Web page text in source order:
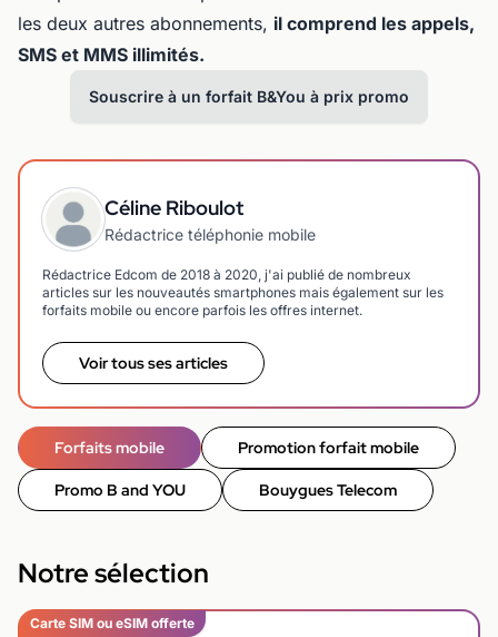
les deux autres abonnements, il comprend les appels,
SMS et MMS illimités.
Souscrire à un forfait B&You à prix promo
Céline Riboulot
Rédactrice téléphonie mobile
Rédactrice Edcom de 2018 à 2020, j'ai publié de nombreux
articles sur les nouveautés smartphones mais également sur les
forfaits mobile ou encore parfois les offres internet.
Voir tous ses articles
Forfaits mobile Promotion forfait mobile
Promo B and YOU Bouygues Telecom
Notre sélection
Carte SIM ou eSIM offerte